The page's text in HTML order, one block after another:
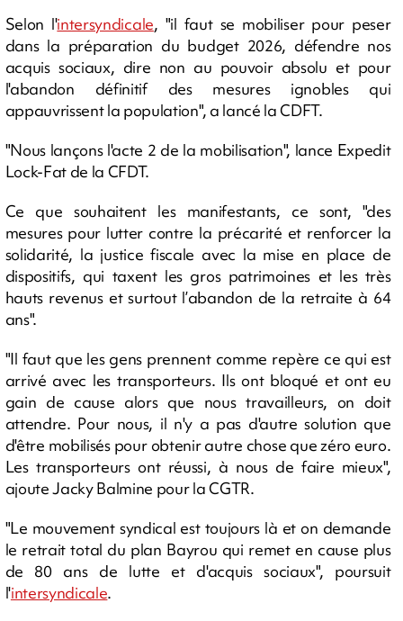
Selon l'intersyndicale, "il faut se mobiliser pour peser
dans la préparation du budget 2026, défendre nos
acquis sociaux, dire non au pouvoir absolu et pour
l'abandon définitif des mesures ignobles qui
appauvrissent la population", a lancé la CDFT.
"Nous lançons l'acte 2 de la mobilisation", lance Expedit
Lock-Fat de la CFDT.
Ce que souhaitent les manifestants, ce sont, "des
mesures pour lutter contre la précarité et renforcer la
solidarité, la justice fiscale avec la mise en place de
dispositifs, qui taxent les gros patrimoines et les très
hauts revenus et surtout l’abandon de la retraite à 64
ans".
"Il faut que les gens prennent comme repère ce qui est
arrivé avec les transporteurs. Ils ont bloqué et ont eu
gain de cause alors que nous travailleurs, on doit
attendre. Pour nous, il n'y a pas d'autre solution que
d'être mobilisés pour obtenir autre chose que zéro euro.
Les transporteurs ont réussi, à nous de faire mieux",
ajoute Jacky Balmine pour la CGTR.
"Le mouvement syndical est toujours là et on demande
le retrait total du plan Bayrou qui remet en cause plus
de 80 ans de lutte et d'acquis sociaux", poursuit
l'intersyndicale.